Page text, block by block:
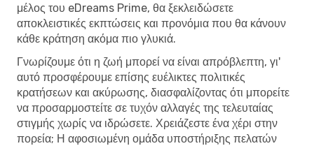
μέλος του eDreams Prime, θα ξεκλειδώσετε
αποκλειστικές εκπτώσεις και προνόμια που θα κάνουν
κάθε κράτηση ακόμα πιο γλυκιά.
Γνωρίζουμε ότι η ζωή μπορεί να είναι απρόβλεπτη, γι'
αυτό προσφέρουμε επίσης ευέλικτες πολιτικές
κρατήσεων και ακύρωσης, διασφαλίζοντας ότι μπορείτε
να προσαρμοστείτε σε τυχόν αλλαγές της τελευταίας
στιγμής χωρίς να ιδρώσετε. Χρειάζεστε ένα χέρι στην
πορεία; Η αφοσιωμένη ομάδα υποστήριξης πελατών